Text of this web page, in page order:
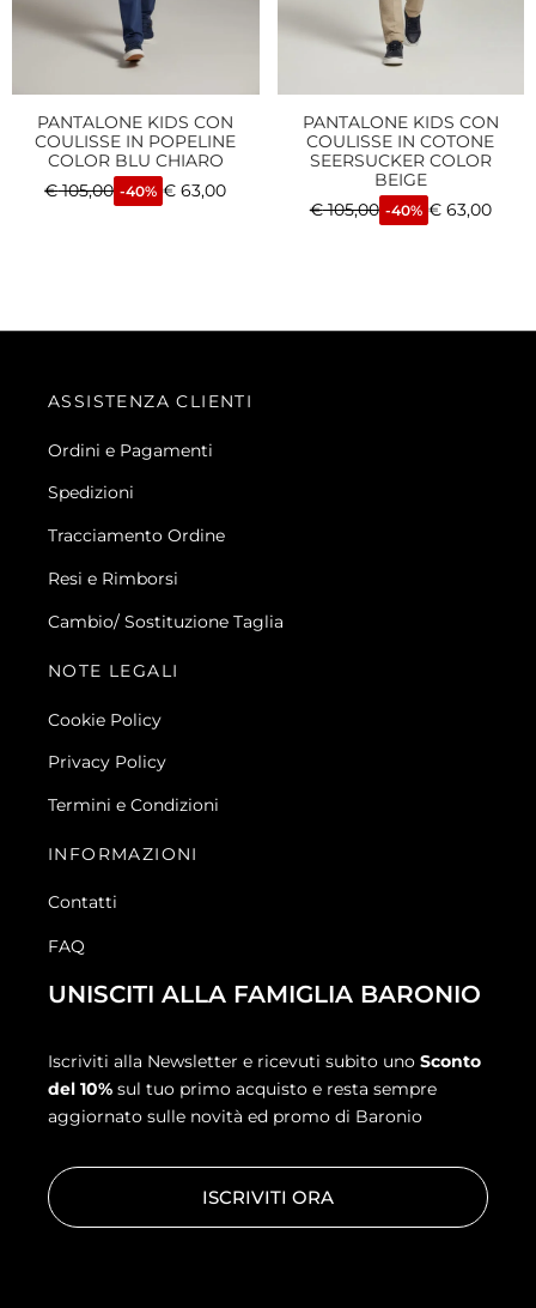
PANTALONE KIDS CON
COULISSE IN POPELINE
COLOR BLU CHIARO
€105,00 -40% € 63,00
PANTALONE KIDS CON
COULISSE IN COTONE
SEERSUCKER COLOR
BEIGE
€105,00 -40% €63,00
ASSISTENZA CLIENTI
Ordini e Pagamenti
Spedizioni
Tracciamento Ordine
Resi e Rimborsi
Cambio/ Sostituzione Taglia
NOTE LEGALI
Cookie Policy
Privacy Policy
Termini e Condizioni
INFORMAZIONI
Contatti
FAQ
UNISCITI ALLA FAMIGLIA BARONIO
Iscriviti alla Newsletter e ricevuti subito uno Sconto
del 10% sul tuo primo acquisto e resta sempre
aggiornato sulle novità ed promo di Baronio
ISCRIVITI ORA